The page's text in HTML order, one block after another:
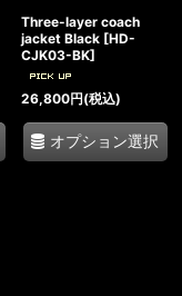
Three-layer coach
jacket Black [HD-
CJK03-BK]
26,800円(税込)
オプション選択